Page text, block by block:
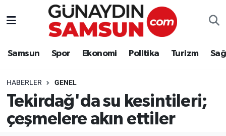
Samsun Spor Ekonomi Politika Turizm
HABERLER GENEL
Tekirdağ'da su kesintileri;
çeşmelere akın ettiler
Samsun
Politika
Nöbetçi Eczaneler
Süper Lig Puan Durumu ve Fikstür